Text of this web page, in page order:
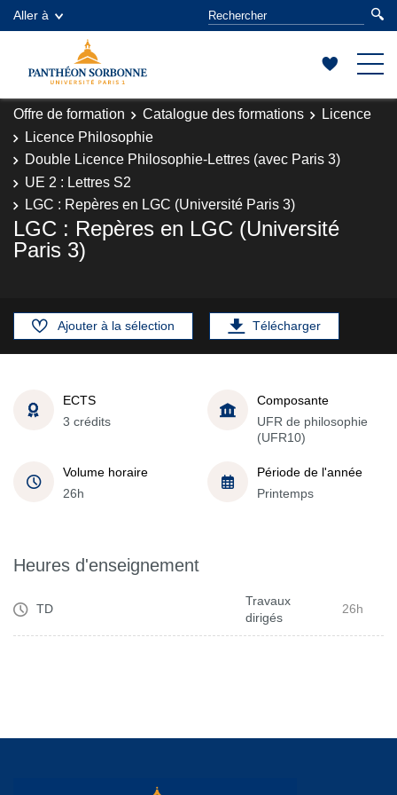
Aller à
Offre de formation Catalogue des formations
Licence
Licence Philosophie
Double Licence Philosophie-Lettres (avec Paris 3)
UE 2 : Lettres S2
LGC : Repères en LGC (Université Paris 3)
LGC : Repères en LGC (Université
Paris 3)
Ajouter à la sélection Télécharger
ECTS
3 crédits
Composante
UFR de philosophie
(UFR10)
Volume horaire
26h
Période de l'année
Printemps
Heures d'enseignement
TD
Travaux
dirigés
26h